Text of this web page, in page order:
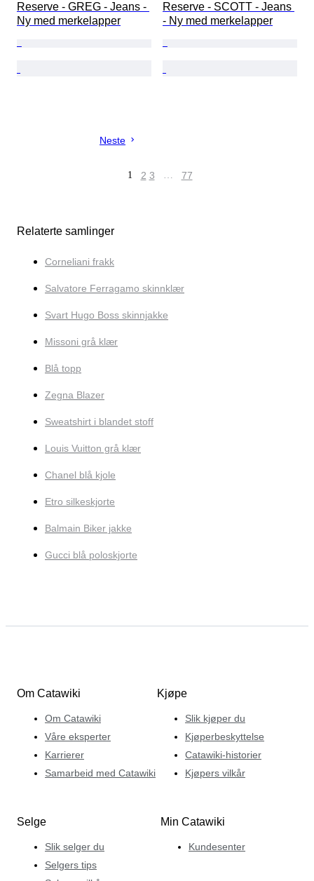
Reserve - GREG - Jeans -
Ny med merkelapper
Reserve - SCOTT - Jeans
- Ny med merkelapper
Neste
1 2 3 … 77
Relaterte samlinger
Corneliani frakk
Salvatore Ferragamo skinnklær
Svart Hugo Boss skinnjakke
Missoni grå klær
Blå topp
Zegna Blazer
Sweatshirt i blandet stoff
Louis Vuitton grå klær
Chanel blå kjole
Etro silkeskjorte
Balmain Biker jakke
Gucci blå poloskjorte
Om Catawiki
Om Catawiki
Våre eksperter
Karrierer
Samarbeid med Catawiki
Kjøpe
Slik kjøper du
Kjøperbeskyttelse
Catawiki-historier
Kjøpers vilkår
Selge
Slik selger du
Selgers tips
Min Catawiki
Kundesenter